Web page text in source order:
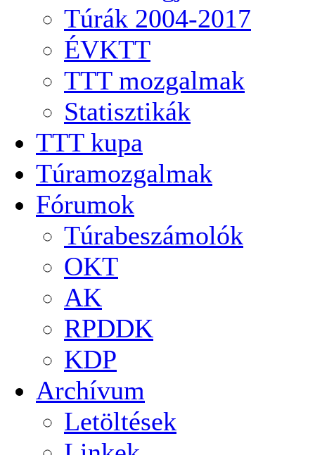
Túrák 2004-2017
ÉVKTT
TTT mozgalmak
Statisztikák
TTT kupa
Túramozgalmak
Fórumok
Túrabeszámolók
OKT
AK
RPDDK
KDP
Archívum
Letöltések